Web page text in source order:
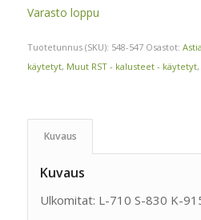
Varasto loppu
Tuotetunnus (SKU): 548-547 Osastot:
käytetyt, Muut RST - kalusteet - käytetyt,
Kuvaus
Kuvaus
Ulkomitat: L-710 S-830 K-